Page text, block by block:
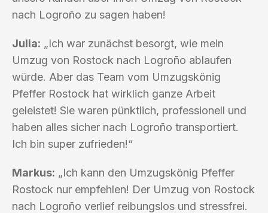
nach Logroño zu sagen haben!
Julia: „Ich war zunächst besorgt, wie mein
Umzug von Rostock nach Logroño ablaufen
würde. Aber das Team vom Umzugskönig
Pfeffer Rostock hat wirklich ganze Arbeit
geleistet! Sie waren pünktlich, professionell und
haben alles sicher nach Logroño transportiert.
Ich bin super zufrieden!“
Markus: „Ich kann den Umzugskönig Pfeffer
Rostock nur empfehlen! Der Umzug von Rostock
nach Logroño verlief reibungslos und stressfrei.